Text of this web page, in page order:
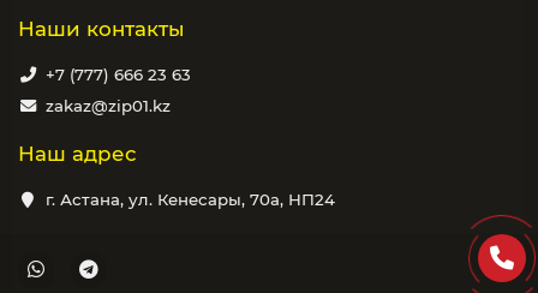
Наши контакты
+7 (777) 666 23 63
zakaz@zip01.kz
Наш адрес
г. Астана, ул. Кенесары, 70а, НП24